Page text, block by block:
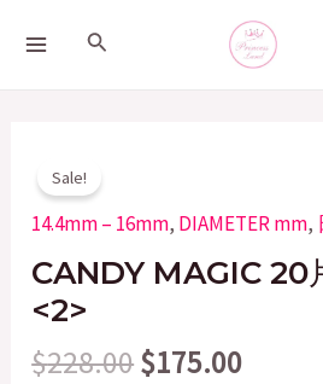
Search
Sale!
14.4mm – 16mm, DIAMETER mm,
CANDY MAGIC 20
<2>
$228.00
was:
$228.00.
$175.00
is:
CANDY
MAGIC
20
片
14.5mm